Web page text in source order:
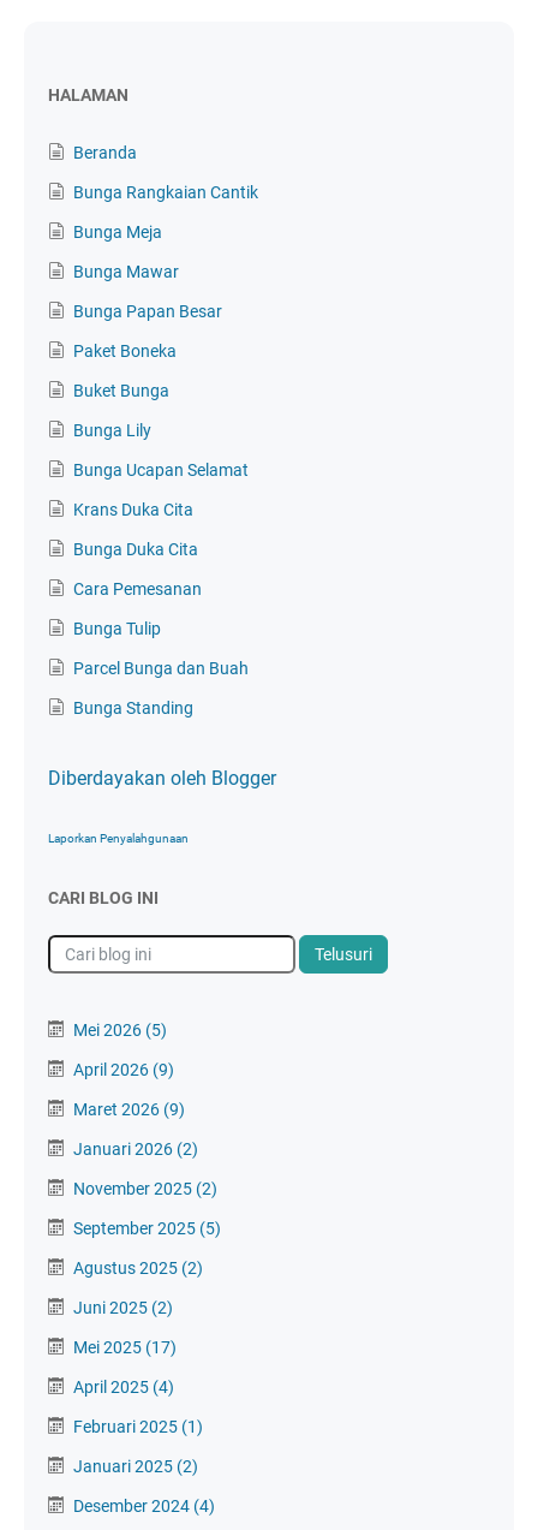
HALAMAN
Beranda
Bunga Rangkaian Cantik
Bunga Meja
Bunga Mawar
Bunga Papan Besar
Paket Boneka
Buket Bunga
Bunga Lily
Bunga Ucapan Selamat
Krans Duka Cita
Bunga Duka Cita
Cara Pemesanan
Bunga Tulip
Parcel Bunga dan Buah
Bunga Standing
Diberdayakan oleh Blogger
Laporkan Penyalahgunaan
CARI BLOG INI
Mei 2026 (5)
April 2026 (9)
Maret 2026 (9)
Januari 2026 (2)
November 2025 (2)
September 2025 (5)
Agustus 2025 (2)
Juni 2025 (2)
Mei 2025 (17)
April 2025 (4)
Februari 2025 (1)
Januari 2025 (2)
Desember 2024 (4)